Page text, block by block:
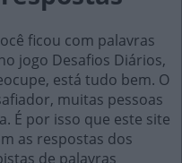
ficou com palavras
jogo Desafios Diários,
está tudo bem. O
muitas pessoas
É por isso que este site
as respostas dos
de palavras